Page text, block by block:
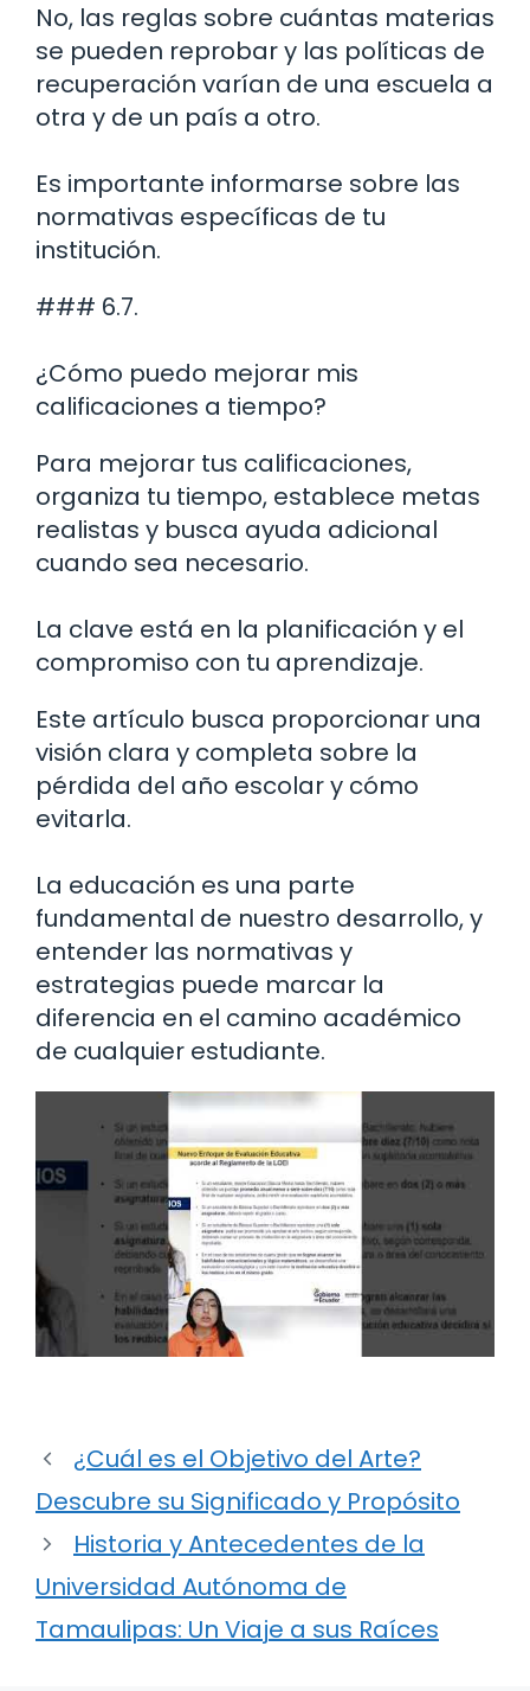
No, las reglas sobre cuántas materias
se pueden reprobar y las políticas de
recuperación varían de una escuela a
otra y de un país a otro.
Es importante informarse sobre las
normativas específicas de tu
institución.
### 6.7.
¿Cómo puedo mejorar mis
calificaciones a tiempo?
Para mejorar tus calificaciones,
organiza tu tiempo, establece metas
realistas y busca ayuda adicional
cuando sea necesario.
La clave está en la planificación y el
compromiso con tu aprendizaje.
Este artículo busca proporcionar una
visión clara y completa sobre la
pérdida del año escolar y cómo
evitarla.
La educación es una parte
fundamental de nuestro desarrollo, y
entender las normativas y
estrategias puede marcar la
diferencia en el camino académico
de cualquier estudiante.
¿Cuál es el Objetivo del Arte?
Descubre su Significado y Propósito
Historia y Antecedentes de la
Universidad Autónoma de
Tamaulipas: Un Viaje a sus Raíces